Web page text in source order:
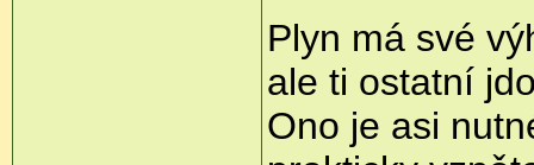
Plyn má své
ale ti ostatní
Ono je asi